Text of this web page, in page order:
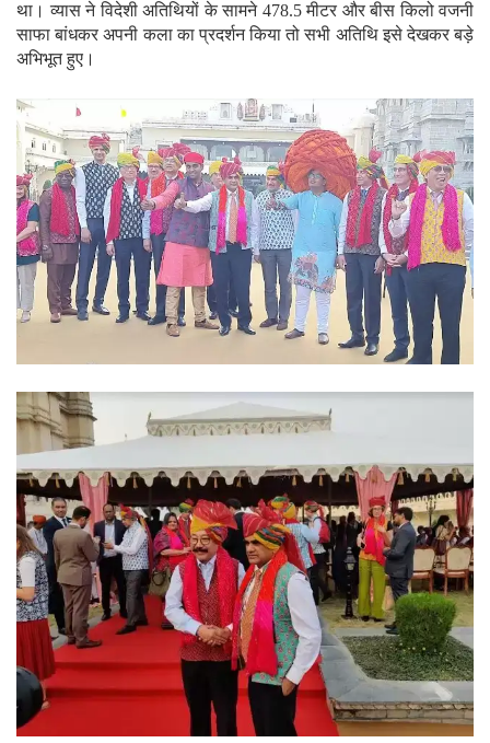
था। व्यास ने विदेशी अतिथियों के सामने 478.5 मीटर और बीस किलो वजनी
साफा बांधकर अपनी कला का प्रदर्शन किया तो सभी अतिथि इसे देखकर बड़े
अभिभूत हुए।